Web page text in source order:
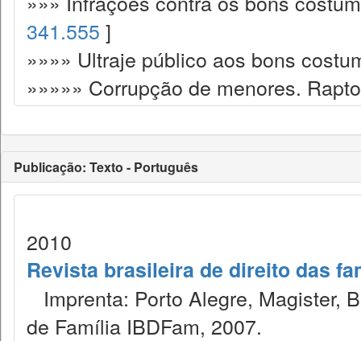
341.555 ]
»»»» Ultraje público aos bons
»»»»» Corrupção de menores.
Publicação: Texto - Português
2010
Revista brasileira de direito das
Imprenta: Porto Alegre, Magister,
de Família IBDFam, 2007.